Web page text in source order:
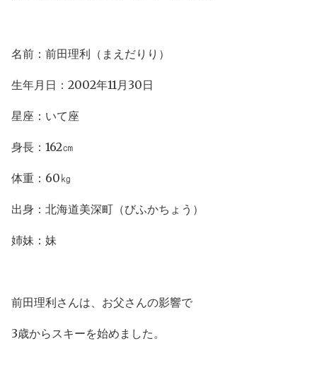
名前：前田理利（まえだりり）
生年月日：2002年11月30日
星座：いて座
身長：162㎝
体重：60㎏
出身：北海道美深町（びふかちょう）
姉妹：妹
前田理利さんは、お父さんの影響で
3歳からスキーを始めました。